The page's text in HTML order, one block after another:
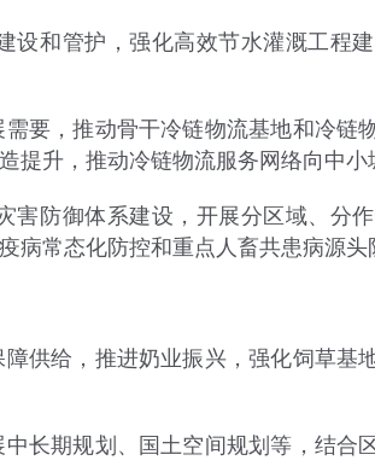
和管护，强化高效节水灌溉工程
，推动骨干冷链物流基地和冷链
升，推动冷链物流服务网络向中小
防御体系建设，开展分区域、分
常态化防控和重点人畜共患病源头
给，推进奶业振兴，强化饲草基
期规划、国土空间规划等，结合